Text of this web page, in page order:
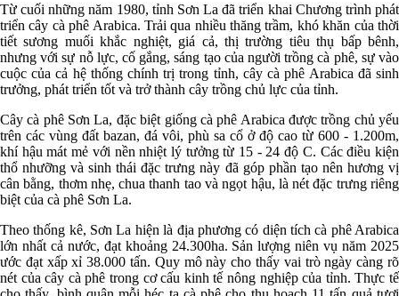
Từ cuối những năm 1980, tỉnh Sơn La đã triển khai Chương trình phát
triển cây cà phê Arabica. Trải qua nhiều thăng trầm, khó khăn của thời
tiết sương muối khắc nghiệt, giá cả, thị trường tiêu thụ bấp bênh,
nhưng với sự nỗ lực, cố gắng, sáng tạo của người trồng cà phê, sự vào
cuộc của cả hệ thống chính trị trong tỉnh, cây cà phê Arabica đã sinh
trưởng, phát triển tốt và trở thành cây trồng chủ lực của tỉnh.
Cây cà phê Sơn La, đặc biệt giống cà phê Arabica được trồng chủ yếu
trên các vùng đất bazan, đá vôi, phù sa cổ ở độ cao từ 600 - 1.200m,
khí hậu mát mẻ với nền nhiệt lý tưởng từ 15 - 24 độ C. Các điều kiện
thổ nhưỡng và sinh thái đặc trưng này đã góp phần tạo nên hương vị
cân bằng, thơm nhẹ, chua thanh tao và ngọt hậu, là nét đặc trưng riêng
biệt của cà phê Sơn La.
Theo thống kê, Sơn La hiện là địa phương có diện tích cà phê Arabica
lớn nhất cả nước, đạt khoảng 24.300ha. Sản lượng niên vụ năm 2025
ước đạt xấp xỉ 38.000 tấn. Quy mô này cho thấy vai trò ngày càng rõ
nét của cây cà phê trong cơ cấu kinh tế nông nghiệp của tỉnh. Thực tế